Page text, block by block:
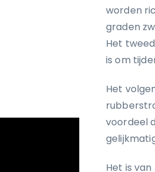
worden
graden
Het
is om
Het
voordeel
Het is